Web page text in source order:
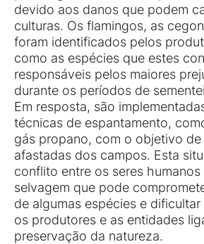
devido aos danos que podem
culturas. Os flamingos, as
foram identificados pelos
como as espécies que estes
responsáveis pelos maiores
durante os períodos de
Em resposta, são
técnicas de espantamento,
gás propano, com o objetivo de
afastadas dos campos. Esta
conflito entre os seres humanos
selvagem que pode
de algumas espécies e
os produtores e as entidades
preservação da natureza.